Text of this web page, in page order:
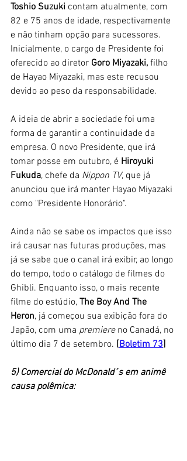
Toshio Suzuki contam atualmente, com
82 e 75 anos de idade, respectivamente
e não tinham opção para sucessores.
Inicialmente, o cargo de Presidente foi
oferecido ao diretor Goro Miyazaki, filho
de Hayao Miyazaki, mas este recusou
devido ao peso da responsabilidade.
A ideia de abrir a sociedade foi uma
forma de garantir a continuidade da
empresa. O novo Presidente, que irá
tomar posse em outubro, é Hiroyuki
Fukuda, chefe da Nippon TV, que já
anunciou que irá manter Hayao Miyazaki
como "Presidente Honorário".
Ainda não se sabe os impactos que isso
irá causar nas futuras produções, mas
já se sabe que o canal irá exibir, ao longo
do tempo, todo o catálogo de filmes do
Ghibli. Enquanto isso, o mais recente
filme do estúdio, The Boy And The
Heron, já começou sua exibição fora do
Japão, com uma premiere no Canadá, no
último dia 7 de setembro. [Boletim 73]
5) Comercial do McDonald´s em animê
causa polêmica: